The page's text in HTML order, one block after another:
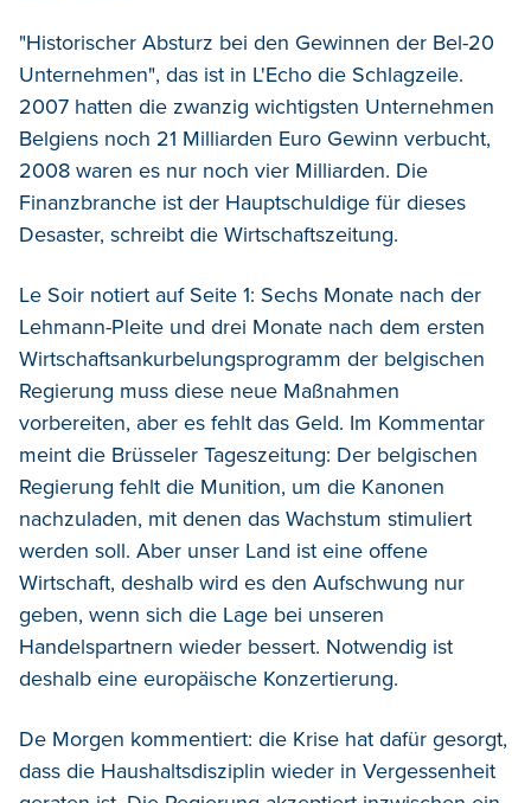
"Historischer Absturz bei den Gewinnen der Bel-20
Unternehmen", das ist in L'Echo die Schlagzeile.
2007 hatten die zwanzig wichtigsten Unternehmen
Belgiens noch 21 Milliarden Euro Gewinn verbucht,
2008 waren es nur noch vier Milliarden. Die
Finanzbranche ist der Hauptschuldige für dieses
Desaster, schreibt die Wirtschaftszeitung.
Le Soir notiert auf Seite 1: Sechs Monate nach der
Lehmann-Pleite und drei Monate nach dem ersten
Wirtschaftsankurbelungsprogramm der belgischen
Regierung muss diese neue Maßnahmen
vorbereiten, aber es fehlt das Geld. Im Kommentar
meint die Brüsseler Tageszeitung: Der belgischen
Regierung fehlt die Munition, um die Kanonen
nachzuladen, mit denen das Wachstum stimuliert
werden soll. Aber unser Land ist eine offene
Wirtschaft, deshalb wird es den Aufschwung nur
geben, wenn sich die Lage bei unseren
Handelspartnern wieder bessert. Notwendig ist
deshalb eine europäische Konzertierung.
De Morgen kommentiert: die Krise hat dafür gesorgt,
dass die Haushaltsdisziplin wieder in Vergessenheit